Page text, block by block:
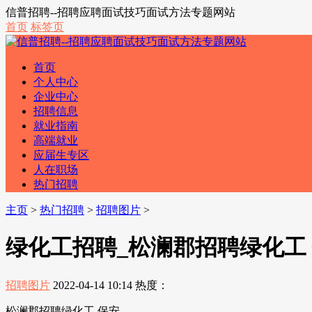
信普招聘--招聘应聘面试技巧面试方法专题网站
首页 标签页
首页
个人中心
企业中心
招聘信息
就业指南
高端就业
应届生专区
人在职场
热门招聘
主页 > 热门招聘 > 招聘图片 >
绿化工招聘_松澜郡招聘绿化工
招聘图片 2022-04-14 10:14 热度：